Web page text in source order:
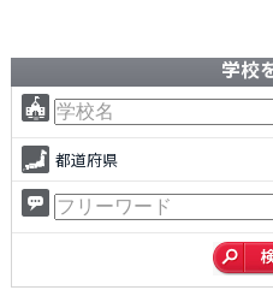
学校
都道府県